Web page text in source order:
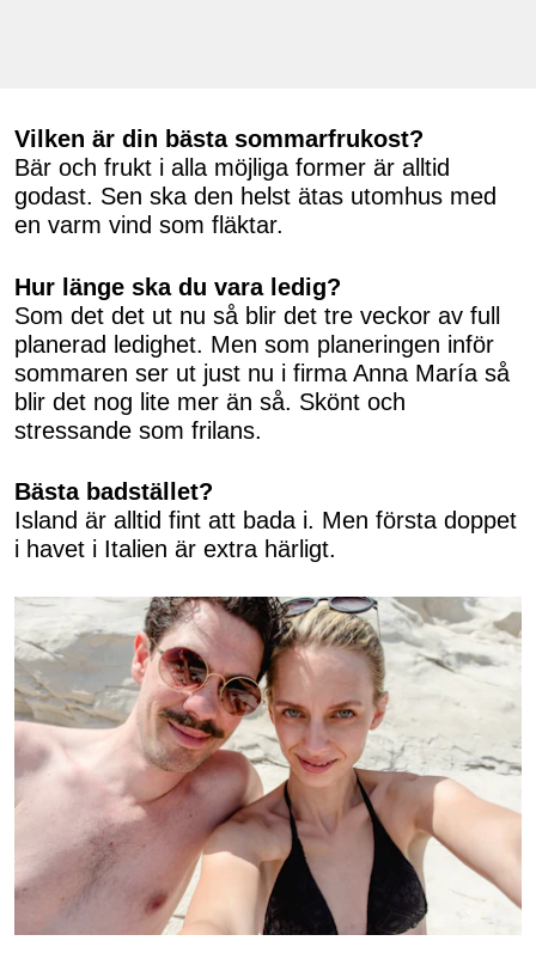
Vilken är din bästa sommarfrukost?
Bär och frukt i alla möjliga former är alltid
godast. Sen ska den helst ätas utomhus med
en varm vind som fläktar.
Hur länge ska du vara ledig?
Som det det ut nu så blir det tre veckor av full
planerad ledighet. Men som planeringen inför
sommaren ser ut just nu i firma Anna María så
blir det nog lite mer än så. Skönt och
stressande som frilans.
Bästa badstället?
Island är alltid fint att bada i. Men första doppet
i havet i Italien är extra härligt.